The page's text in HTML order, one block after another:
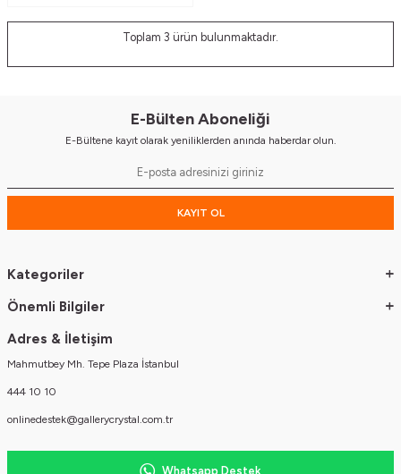
Toplam 3 ürün bulunmaktadır.
E-Bülten Aboneliği
E-Bültene kayıt olarak yeniliklerden anında haberdar olun.
KAYIT OL
Kategoriler
Önemli Bilgiler
Adres & İletişim
Mahmutbey Mh. Tepe Plaza İstanbul
444 10 10
onlinedestek@gallerycrystal.com.tr
Whatsapp Destek